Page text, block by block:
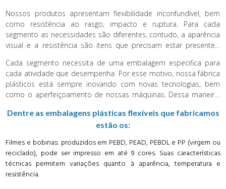
Nossos produtos apresentam flexibilidade inconfundível, bem
como resistência ao rasgo, impacto e ruptura. Para cada
segmento as necessidades são diferentes, contudo, a aparência
visual e a resistência são itens que precisam estar presentes.
resultando a relação de custo-benefício para o cliente.
Cada segmento necessita de uma embalagem especifica para
cada atividade que desempenha. Por esse motivo, nossa fábrica
plásticos está sempre inovando com novas tecnologias, bem
como o aperfeiçoamento de nossas máquinas. Dessa maneira,
Dentre as embalagens plásticas flexíveis que fabricamos
estão os:
Filmes e bobinas: produzidos em PEBD, PEAD, PEBDL e PP (virgem ou
reciclado), pode ser impresso em até 9 cores. Suas características
técnicas permitem variações quanto à aparência, temperatura e
resistência.